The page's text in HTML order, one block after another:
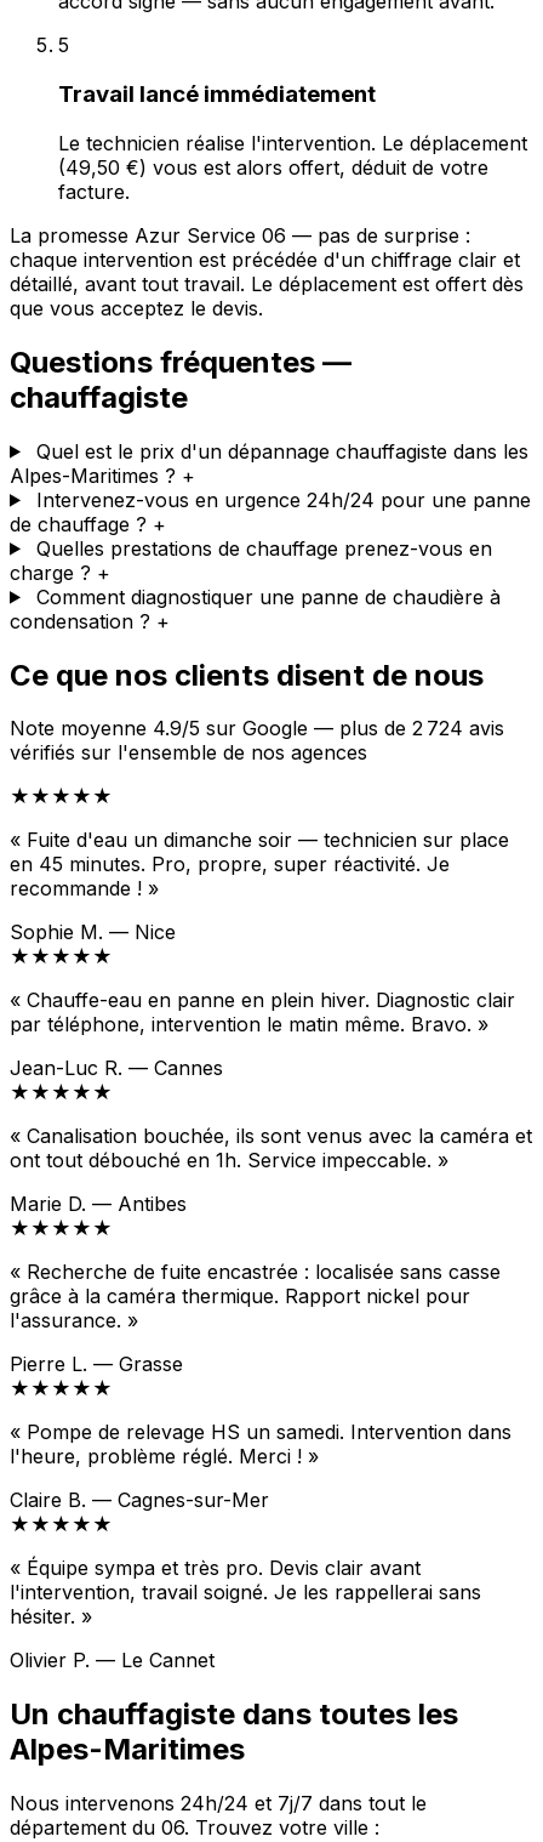
5
Travail lancé immédiatement
Le technicien réalise l'intervention. Le déplacement
(49,50 €) vous est alors offert, déduit de votre
facture.
La promesse Azur Service 06 — pas de surprise :
chaque intervention est précédée d'un chiffrage clair et
détaillé, avant tout travail. Le déplacement est offert dès
que vous acceptez le devis.
Questions fréquentes —
chauffagiste
Quel est le prix d'un dépannage chauffagiste dans les
Alpes-Maritimes ? +
Intervenez-vous en urgence 24h/24 pour une panne
de chauffage ? +
Quelles prestations de chauffage prenez-vous en
charge ? +
Comment diagnostiquer une panne de chaudière à
condensation ? +
Ce que nos clients disent de nous
Note moyenne 4.9/5 sur Google — plus de 2 724 avis
vérifiés sur l'ensemble de nos agences
★★★★★
« Fuite d'eau un dimanche soir — technicien sur place
en 45 minutes. Pro, propre, super réactivité. Je
recommande ! »
Sophie M. — Nice
★★★★★
« Chauffe-eau en panne en plein hiver. Diagnostic clair
par téléphone, intervention le matin même. Bravo. »
Jean-Luc R. — Cannes
★★★★★
« Canalisation bouchée, ils sont venus avec la caméra et
ont tout débouché en 1h. Service impeccable. »
Marie D. — Antibes
★★★★★
« Recherche de fuite encastrée : localisée sans casse
grâce à la caméra thermique. Rapport nickel pour
l'assurance. »
Pierre L. — Grasse
★★★★★
« Pompe de relevage HS un samedi. Intervention dans
l'heure, problème réglé. Merci ! »
Claire B. — Cagnes-sur-Mer
★★★★★
« Équipe sympa et très pro. Devis clair avant
l'intervention, travail soigné. Je les rappellerai sans
hésiter. »
Olivier P. — Le Cannet
Un chauffagiste dans toutes les
Alpes-Maritimes
Nous intervenons 24h/24 et 7j/7 dans tout le
département du 06. Trouvez votre ville :